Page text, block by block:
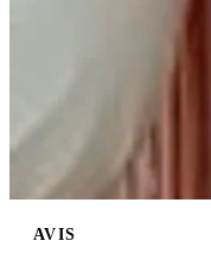
AVIS